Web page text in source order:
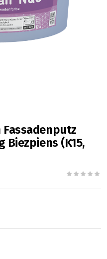
Fassadenputz
Biezpiens (K15,